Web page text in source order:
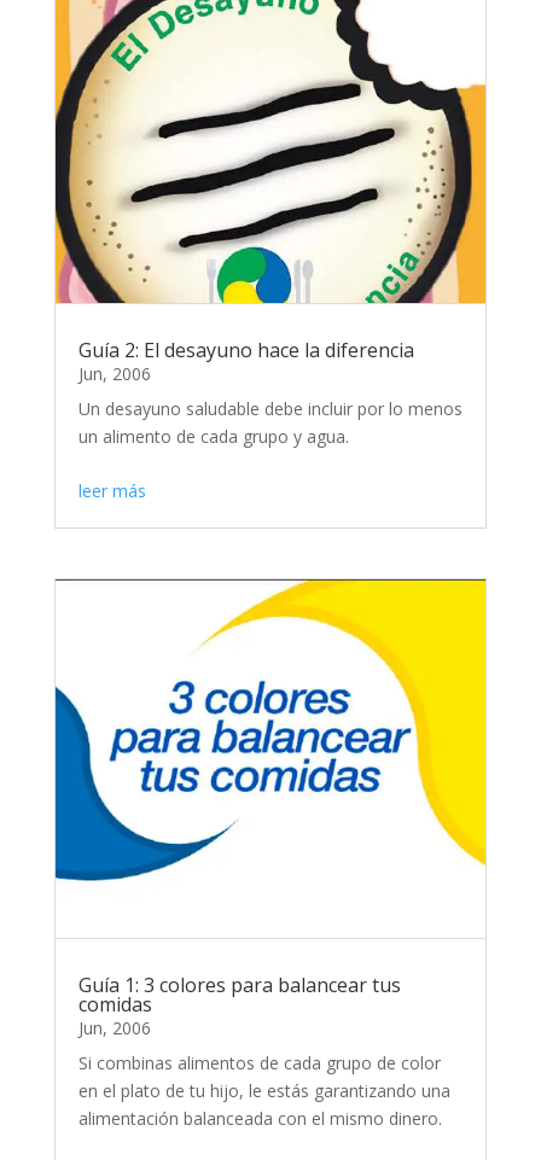
Guía 2: El desayuno hace la diferencia
Jun, 2006
Un desayuno saludable debe incluir por lo menos
un alimento de cada grupo y agua.
leer más
Guía 1: 3 colores para balancear tus
comidas
Jun, 2006
Si combinas alimentos de cada grupo de color
en el plato de tu hijo, le estás garantizando una
alimentación balanceada con el mismo dinero.